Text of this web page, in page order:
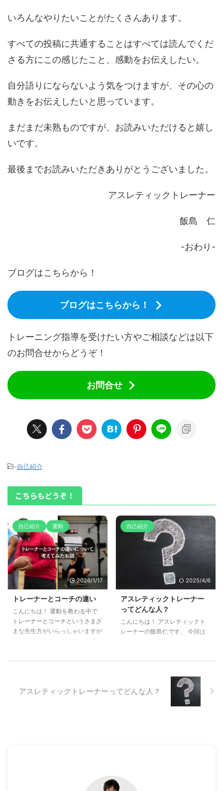
いろんなやりたいことがたくさんあります。
すべての投稿に共通することはすべては読んでくだ
さる方にこの感じたこと、感動をお伝えしたい。
自分語りにならないよう気をつけますが、その心の
動きをお伝えしたいと思っています。
まだまだ未熟ものですが、お読みいただけると嬉し
いです。
最後までお読みいただきありがとうございました。
アスレティックトレーナー
飯島 仁
-おわり-
ブログはこちらから！
ブログはこちらから！
トレーニング指導を受けたい方やご相談などは以下
のお問合せからどうぞ！
お問合せ
-自己紹介
こちらもどうぞ！
自己紹介 運動
2026/1/17
トレーナーとコーチの違い
こんにちは！ 運動を教わる中で
トレーナーとコーチというさまざ
まな先生方がいらっしゃいますが
車、最寄り駅まで連れていく人
自己紹介
2025/4/6
アスレティックトレーナー
ってどんな人？
こんにちは！ アスレティックト
レーナーの飯島仁です。 今回は
ケガをして日常生活まで回復して
きた方を対象に、スポーツでより
安全に、そしてより体を強くして
アスレティックトレーナーってどんな人？